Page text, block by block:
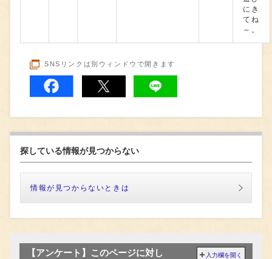
にき
てね
～。
SNSリンクは別ウィンドウで開きます
探している情報が見つからない
情報が見つからないときは
【アンケート】このページに対し
入力欄を開く